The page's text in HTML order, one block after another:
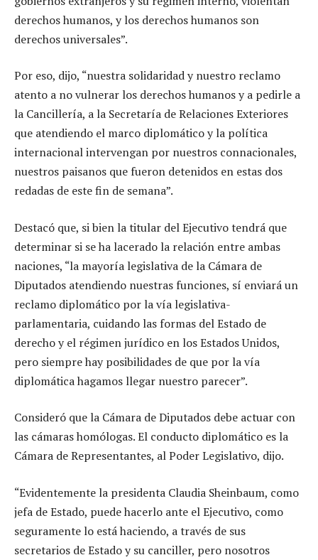
derechos humanos, y los derechos humanos son
derechos universales”.
Por eso, dijo, “nuestra solidaridad y nuestro reclamo
atento a no vulnerar los derechos humanos y a pedirle a
la Cancillería, a la Secretaría de Relaciones Exteriores
que atendiendo el marco diplomático y la política
internacional intervengan por nuestros connacionales,
nuestros paisanos que fueron detenidos en estas dos
redadas de este fin de semana”.
Destacó que, si bien la titular del Ejecutivo tendrá que
determinar si se ha lacerado la relación entre ambas
naciones, “la mayoría legislativa de la Cámara de
Diputados atendiendo nuestras funciones, sí enviará un
reclamo diplomático por la vía legislativa-
parlamentaria, cuidando las formas del Estado de
derecho y el régimen jurídico en los Estados Unidos,
pero siempre hay posibilidades de que por la vía
diplomática hagamos llegar nuestro parecer”.
Consideró que la Cámara de Diputados debe actuar con
las cámaras homólogas. El conducto diplomático es la
Cámara de Representantes, al Poder Legislativo, dijo.
“Evidentemente la presidenta Claudia Sheinbaum, como
jefa de Estado, puede hacerlo ante el Ejecutivo, como
seguramente lo está haciendo, a través de sus
secretarios de Estado y su canciller, pero nosotros